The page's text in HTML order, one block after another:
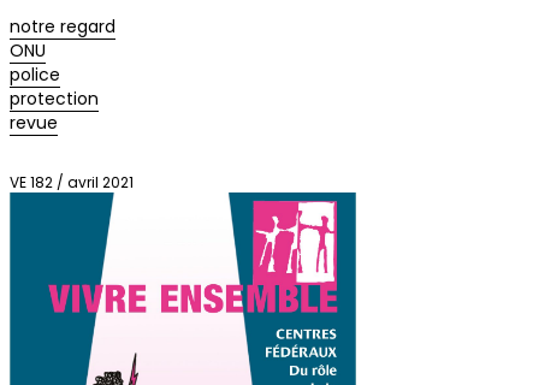
notre regard
ONU
police
protection
revue
VE 182 / avril 2021